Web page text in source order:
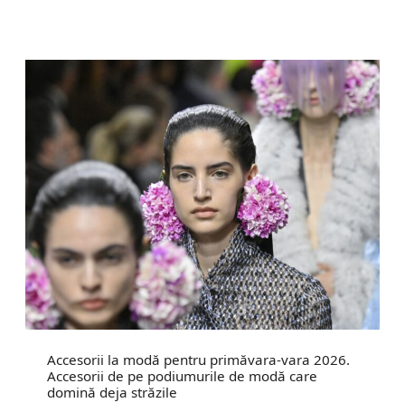
Accesorii la modă pentru primăvara-vara 2026.
Accesorii de pe podiumurile de modă care
domină deja străzile